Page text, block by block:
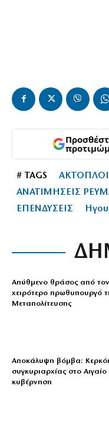
# TAGS
ΑΝΑΤΙΜΗΣΕΙΣ
ΕΠΕΝΔΥΣΕΙΣ
Απύθμενο θράσος από τον
χειρότερο πρωθυπουργό
Μεταπολίτευσης
Αποκάλυψη βόμβα:
συγκυριαρχίας στο Αιγαίο
κυβέρνηση